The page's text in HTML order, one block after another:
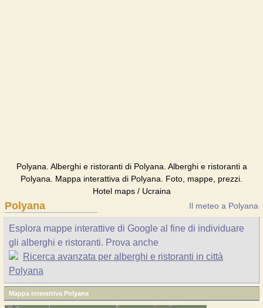
Polyana. Alberghi e ristoranti di Polyana. Alberghi e ristoranti a
Polyana. Mappa interattiva di Polyana. Foto, mappe, prezzi.
Hotel maps / Ucraina
Polyana Il meteo a Polyana
Esplora mappe interattive di Google al fine di individuare
gli alberghi e ristoranti. Prova anche
Ricerca avanzata per alberghi e ristoranti in città
Polyana
Mappa interattiva Polyana